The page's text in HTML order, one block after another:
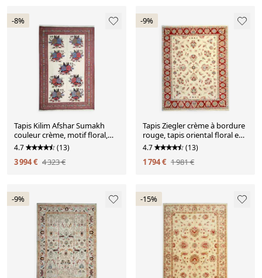
-8%
Tapis Kilim Afshar Sumakh
couleur crème, motif floral,
fait main en laine, 212 x 120
cm
4.7 (13)
3 994 € 4 323 €
-9%
Tapis Ziegler crème à bordure
rouge, tapis oriental floral en
laine noué à la main
4.7 (13)
1 794 € 1 981 €
-9% -15%